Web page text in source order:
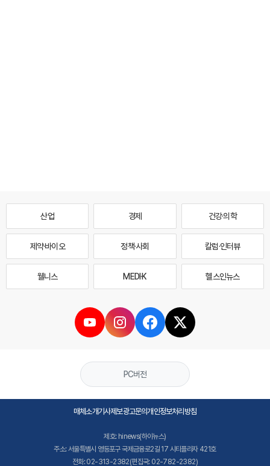
산업 경제 건강·의학
제약·바이오 정책·사회 칼럼·인터뷰
웰니스 MEDI·K 헬스인뉴스
PC버전
매체소개기사제보광고문의개인정보처리방침
제호: hinews(하이뉴스)
주소: 서울특별시 영등포구 국제금융로2길 17 시티플라자 421호
전화: 02-313-2382(편집국: 02-782-2382)